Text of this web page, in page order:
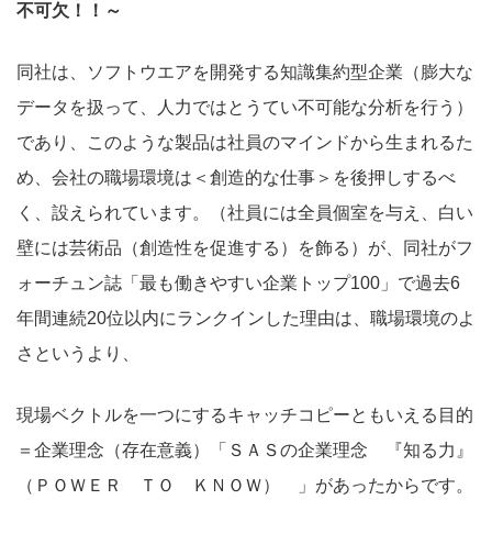
不可欠！！～
同社は、ソフトウエアを開発する知識集約型企業（膨大な
データを扱って、人力ではとうてい不可能な分析を行う）
であり、このような製品は社員のマインドから生まれるた
め、会社の職場環境は＜創造的な仕事＞を後押しするべ
く、設えられています。（社員には全員個室を与え、白い
壁には芸術品（創造性を促進する）を飾る）が、同社がフ
ォーチュン誌「最も働きやすい企業トップ100」で過去6
年間連続20位以内にランクインした理由は、職場環境のよ
さというより、
現場ベクトルを一つにするキャッチコピーともいえる目的
＝企業理念（存在意義）「ＳＡＳの企業理念 『知る力』
（ＰＯＷＥＲ ＴＯ ＫＮＯＷ） 」があったからです。